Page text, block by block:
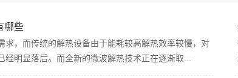
哪些
求，而传统的解热设备由于能耗较高解热效率较慢，对
明显落后。而全新的微波解热技术正在逐渐取...